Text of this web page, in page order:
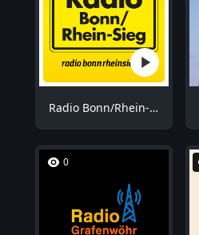
Radio Bonn/Rhein-Sieg
0